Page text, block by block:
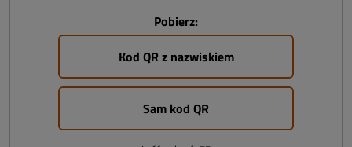
Pobierz:
Kod QR z nazwiskiem
Sam kod QR